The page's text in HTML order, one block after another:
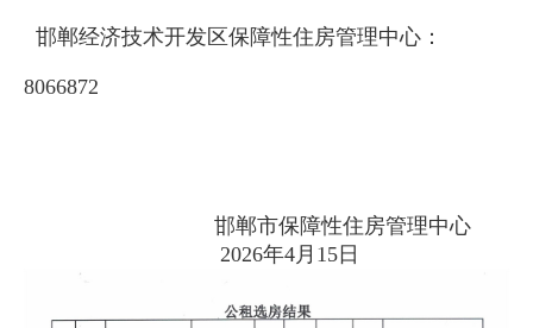
邯郸经济技术开发区保障性住房管理中心：
8066872
邯郸市保障性住房管理中心
2026年4月15日